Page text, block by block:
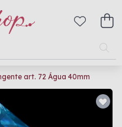
art. 72 Água 40mm